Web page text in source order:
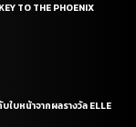
TO THE PHOENIX
ใบหน้าจากผลรางวัล ELLE